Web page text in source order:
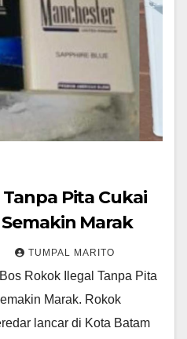
Pita Cukai
Marak
TUMPAL MARITO
Rokok Ilegal Tanpa Pita
Marak. Rokok
lancar di Kota Batam